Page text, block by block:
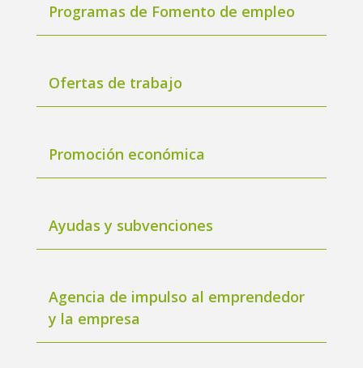
Programas de Fomento de empleo
Ofertas de trabajo
Promoción económica
Ayudas y subvenciones
Agencia de impulso al emprendedor
y la empresa